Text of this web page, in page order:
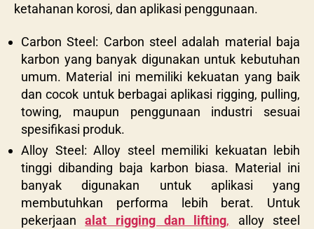
ketahanan korosi, dan aplikasi penggunaan.
Carbon Steel: Carbon steel adalah material baja
karbon yang banyak digunakan untuk kebutuhan
umum. Material ini memiliki kekuatan yang baik
dan cocok untuk berbagai aplikasi rigging, pulling,
towing, maupun penggunaan industri sesuai
spesifikasi produk.
Alloy Steel: Alloy steel memiliki kekuatan lebih
tinggi dibanding baja karbon biasa. Material ini
banyak digunakan untuk aplikasi yang
membutuhkan performa lebih berat. Untuk
pekerjaanalat rigging dan lifting, alloy steel